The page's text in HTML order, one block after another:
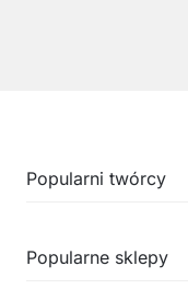
Popularni twórcy
Popularne sklepy